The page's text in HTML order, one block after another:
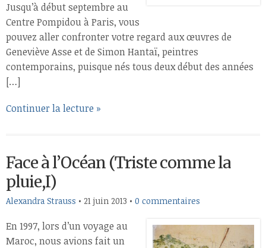
Jusqu’à début septembre au
Centre Pompidou à Paris, vous
pouvez aller confronter votre regard aux œuvres de
Geneviève Asse et de Simon Hantaï, peintres
contemporains, puisque nés tous deux début des années
[…]
Continuer la lecture »
Face à l’Océan (Triste comme la
pluie,I)
Alexandra Strauss • 21 juin 2013 • 0 commentaires
En 1997, lors d’un voyage au
Maroc, nous avions fait un